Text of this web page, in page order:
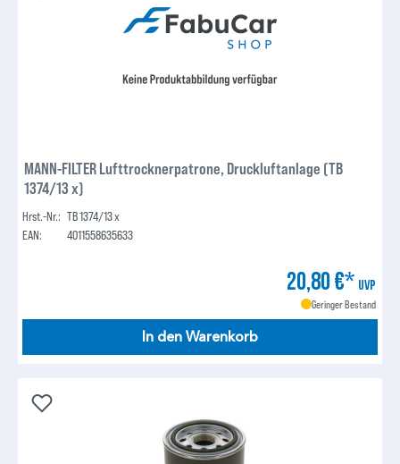
MANN-FILTER Lufttrocknerpatrone, Druckluftanlage (TB
1374/13 x)
Hrst.-Nr.: TB 1374/13 x
EAN:
4011558635633
20,80 €* UVP
Geringer Bestand
In den Warenkorb